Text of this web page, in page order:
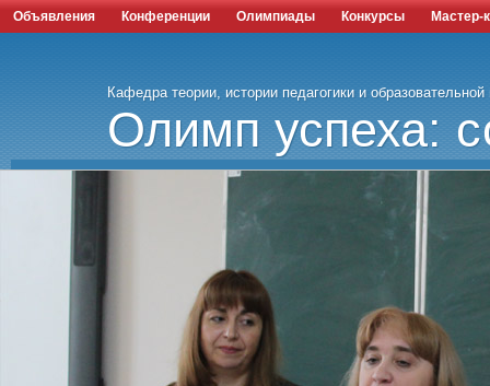
Объявления Конференции Олимпиады Конкурсы Мастер-
Кафедра теории, истории педагогики и
Олимп успеха:
наука